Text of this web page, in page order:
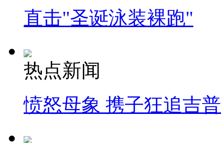
直击"圣诞泳装裸跑"
热点新闻
愤怒母象 携子狂追吉